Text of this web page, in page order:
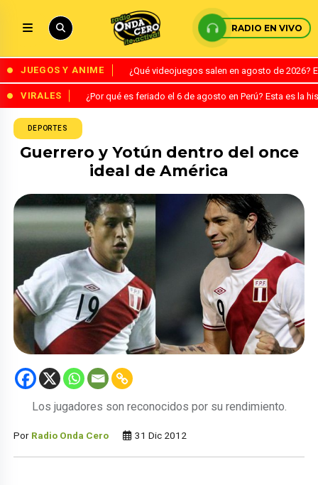
RADIO EN VIVO
JUEGOS Y ANIME ¿Qué videojuegos salen en agosto de
VIRALES ¿Por qué es feriado el 6 de agosto en Perú? Esta es la
DEPORTES
Guerrero y Yotún dentro del once
ideal de América
Los jugadores son reconocidos por su rendimiento.
Por Radio Onda Cero 31 Dic 2012